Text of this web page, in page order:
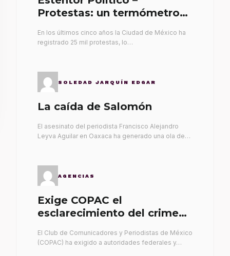
Protestas: un termómetro
En los últimos cinco años la Ciudad de México ha
registrado 25 mil protestas, lo…
SOLEDAD JARQUÍN EDGAR
La caída de Salomón
El asesinato del periodista Francisco Alejandro
Leyva Aguilar en Oaxaca ha generado una ola de…
AGENCIAS
Exige COPAC el
esclarecimiento del crimen
El Club de Comunicadores y Periodistas de México
(COPAC) ha exigido a autoridades federales y…